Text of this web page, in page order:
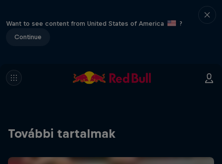
Want to see content from United States of America
?
Continue
További tartalmak